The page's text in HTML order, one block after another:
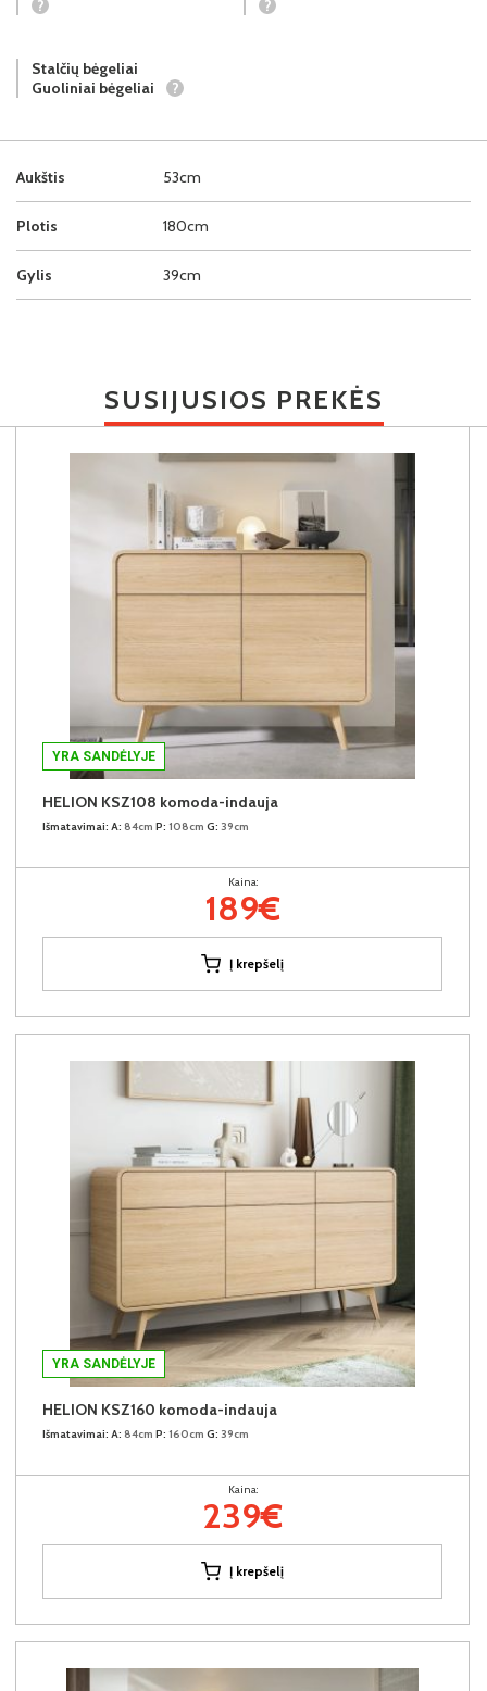
Aukštis 53cm
Plotis 180cm
Gylis 39cm
?
?
Stalčių bėgeliai
Guoliniai bėgeliai
?
SUSIJUSIOS PREKĖS
YRA SANDĖLYJE
HELION KSZ108 komoda-indauja
Išmatavimai: A: 84cm P: 108cm G: 39cm
Kaina:
189€
Į krepšelį
YRA SANDĖLYJE
HELION KSZ160 komoda-indauja
Išmatavimai: A: 84cm P: 160cm G: 39cm
Kaina:
239€
Į krepšelį